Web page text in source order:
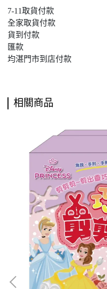
7-11取貨付款
全家取貨付款
貨到付款
匯款
均湛門市到店付款
相關商品